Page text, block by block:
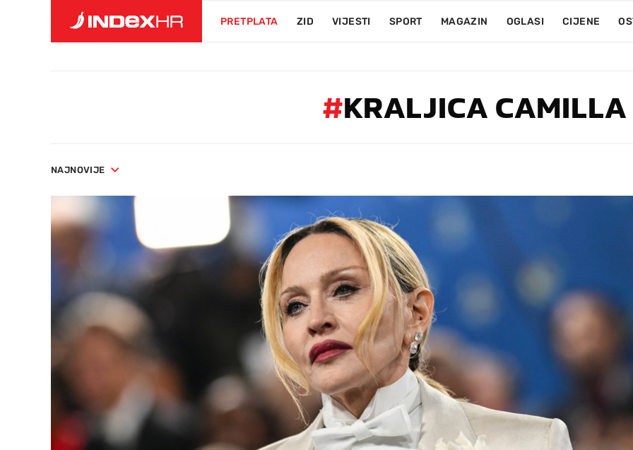
PRETPLATA ZID VIJESTI SPORT MAGAZIN OGLASI CIJENE
#KRALJICA CAMILLA
NAJNOVIJE